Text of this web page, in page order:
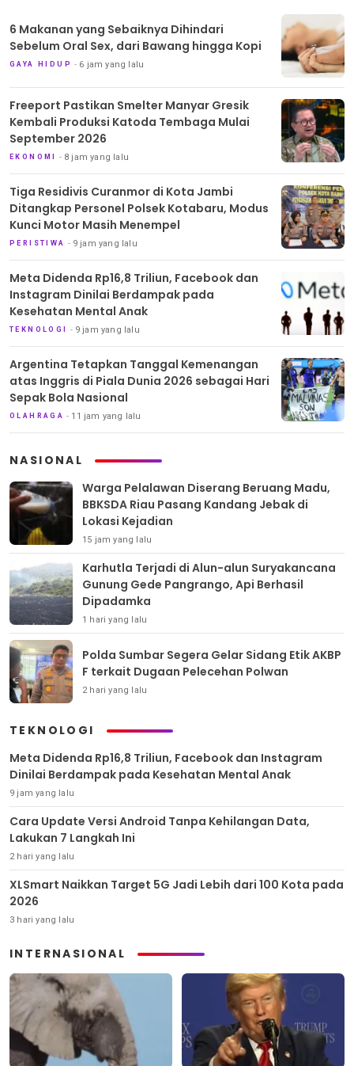
6 Makanan yang Sebaiknya Dihindari
Sebelum Oral Sex, dari Bawang hingga Kopi
GAYA HIDUP 6 jam yang lalu
Freeport Pastikan Smelter Manyar Gresik
Kembali Produksi Katoda Tembaga Mulai
September 2026
EKONOMI 8 jam yang lalu
Tiga Residivis Curanmor di Kota Jambi
Ditangkap Personel Polsek Kotabaru, Modus
Kunci Motor Masih Menempel
PERISTIWA 9 jam yang lalu
Meta Didenda Rp16,8 Triliun, Facebook dan
Instagram Dinilai Berdampak pada
Kesehatan Mental Anak
TEKNOLOGI 9 jam yang lalu
Argentina Tetapkan Tanggal Kemenangan
atas Inggris di Piala Dunia 2026 sebagai Hari
Sepak Bola Nasional
OLAHRAGA 11 jam yang lalu
NASIONAL
Warga Pelalawan Diserang Beruang Madu,
BBKSDA Riau Pasang Kandang Jebak di
Lokasi Kejadian
15 jam yang lalu
Karhutla Terjadi di Alun-alun Suryakancana
Gunung Gede Pangrango, Api Berhasil
Dipadamka
1 hari yang lalu
Polda Sumbar Segera Gelar Sidang Etik AKBP
F terkait Dugaan Pelecehan Polwan
2 hari yang lalu
TEKNOLOGI
Meta Didenda Rp16,8 Triliun, Facebook dan Instagram
Dinilai Berdampak pada Kesehatan Mental Anak
9 jam yang lalu
Cara Update Versi Android Tanpa Kehilangan Data,
Lakukan 7 Langkah Ini
2 hari yang lalu
XLSmart Naikkan Target 5G Jadi Lebih dari 100 Kota pada
2026
3 hari yang lalu
INTERNASIONAL